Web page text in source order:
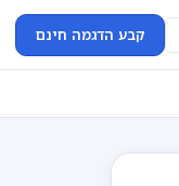
קבע הדגמה חינם